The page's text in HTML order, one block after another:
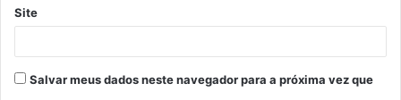
Site
Salvar meus dados neste navegador para a próxima vez que